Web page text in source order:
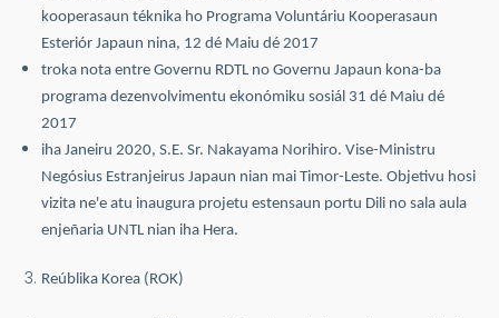
kooperasaun téknika ho Programa Voluntáriu Kooperasaun
Esteriór Japaun nina, 12 dé Maiu dé 2017
troka nota entre Governu RDTL no Governu Japaun kona-ba
programa dezenvolvimentu ekonómiku sosiál 31 dé Maiu dé
2017
iha Janeiru 2020, S.E. Sr. Nakayama Norihiro. Vise-Ministru
Negósius Estranjeirus Japaun nian mai Timor-Leste. Objetivu hosi
vizita ne'e atu inaugura projetu estensaun portu Dili no sala aula
enjeñaria UNTL nian iha Hera.
Reúblika Korea (ROK)